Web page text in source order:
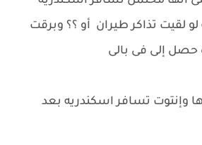
لو لقيت تذاكر طيران أو ؟؟ وبرقت
إلى فى بالى
وإنتوت تسافر اسكندريه بعد